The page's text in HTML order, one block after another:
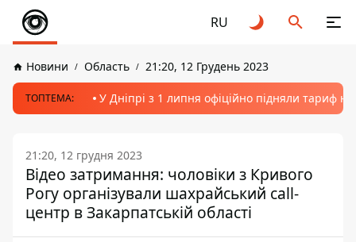
RU
Новини Область 21:20, 12 Грудень 2023
ТОПТЕМА: У Дніпрі з 1 липня офіційно підняли тариф
21:20, 12 грудня 2023
Відео затримання: чоловіки з Кривого
Рогу організували шахрайський call-
центр в Закарпатській області